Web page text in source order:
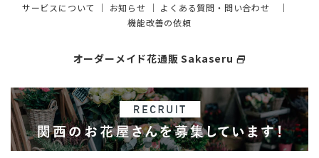
サービスについて ｜ お知らせ ｜ よくある質問・問い合わせ ｜
機能改善の依頼
オーダーメイド花通販 Sakaseru select_window